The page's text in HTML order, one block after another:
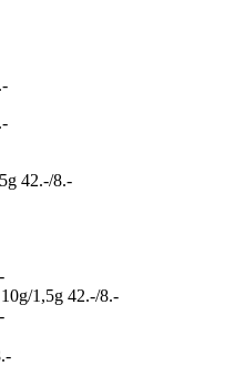
42.-/8.-
1,5g 42.-/8.-